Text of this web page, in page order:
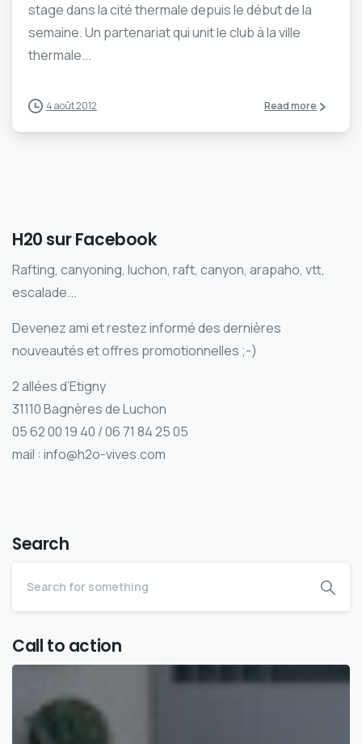
stage dans la cité thermale depuis le début de la
semaine. Un partenariat qui unit le club à la ville
thermale...
4 août 2012 Read more
H20 sur Facebook
Rafting, canyoning, luchon, raft, canyon, arapaho, vtt,
escalade...
Devenez ami et restez informé des dernières
nouveautés et offres promotionnelles ;-)
2 allées d’Etigny
31110 Bagnères de Luchon
05 62 00 19 40 / 06 71 84 25 05
mail : info@h2o-vives.com
Search
Call to action